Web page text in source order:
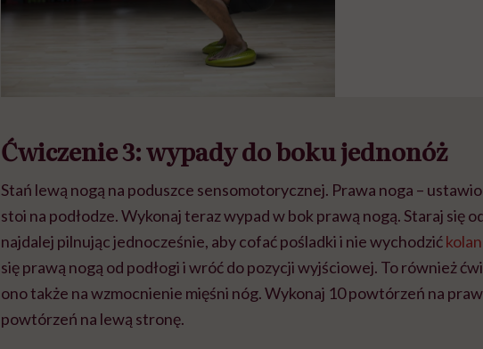
Ćwiczenie 3:wypady do boku jednonóż
Stań lewą nogą na poduszce sensomotorycznej. Prawa noga –
stoi na podłodze. Wykonaj teraz wypad w bok prawą nogą. Staraj się
najdalej pilnując jednocześnie, aby cofać pośladki i nie wychodzić
się prawą nogą od podłogi i wróć do pozycji wyjściowej. To również
ono także na wzmocnienie mięśni nóg. Wykonaj 10 powtórzeń na
powtórzeń na lewą stronę.